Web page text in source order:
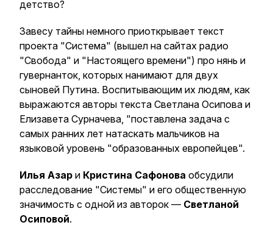
детство?
Завесу тайны немного приоткрывает текст
проекта "Система" (вышел на сайтах радио
"Свобода" и "Настоящего времени") про нянь и
гувернанток, которых нанимают для двух
сыновей Путина. Воспитывающим их людям, как
выражаются авторы текста Светлана Осипова и
Елизавета Сурначева, "поставлена задача с
самых ранних лет натаскать мальчиков на
языковой уровень "образованных европейцев".
Илья Азар и Кристина Сафонова обсудили
расследование "Системы" и его общественную
значимость с одной из авторок — Светланой
Осиповой.